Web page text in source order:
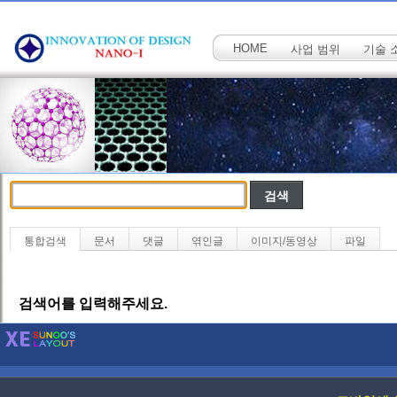
HOME 사업 범위 기술
통합검색 문서 댓글 엮인글 이미지/동영상 파일
검색어를 입력해주세요.